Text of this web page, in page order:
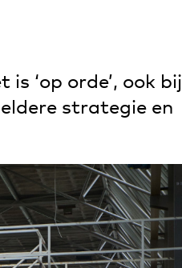
‘op orde’, ook bij
strategie en